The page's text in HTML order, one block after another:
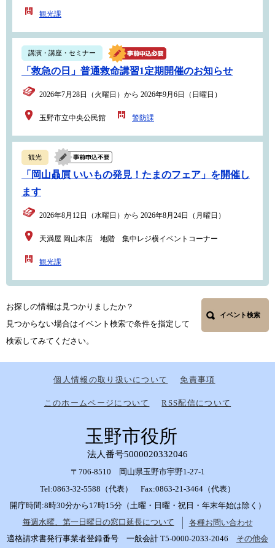
観光課
講演・講座・セミナー
「救急の日」普通救命講習1定期開催のお知らせ
2026年7月28日（火曜日）から 2026年9月6日（日曜日）
玉野市立中央公民館 警防課
観光
「岡山贔屓 いいもの発見！たまのフェア」を開催し
ます
2026年8月12日（水曜日）から 2026年8月24日（月曜日）
天満屋 岡山本店 地階 集中レジ横イベントコーナー
観光課
お探しの情報は見つかりましたか？
見つからない場合はイベント検索で条件を指定して
検索してみてください。
イベント検索
個人情報の取り扱いについて 免責事項
このホームページについて RSS配信について
玉野市役所
法人番号5000020332046
〒706-8510 岡山県玉野市宇野1-27-1
Tel:0863-32-5588（代表） Fax:0863-21-3464（代表）
開庁時間:8時30分から17時15分（土曜・日曜・祝日・年末年始は除く）
毎週水曜、第一日曜日の窓口延長について
各種お問い合わせ
適格請求書発行事業者登録番号 一般会計 T5-0000-2033-2046 その他会